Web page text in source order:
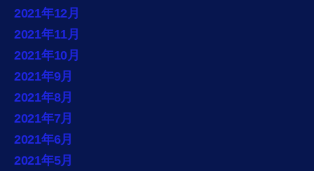
2021年12月
2021年11月
2021年10月
2021年9月
2021年8月
2021年7月
2021年6月
2021年5月